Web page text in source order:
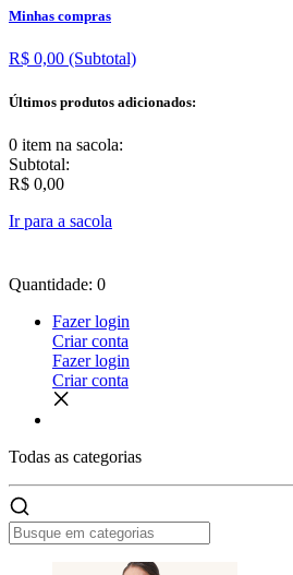
Minhas compras
R$ 0,00 (Subtotal)
Últimos produtos adicionados:
0 item na sacola:
Subtotal:
R$ 0,00
Ir para a sacola
Quantidade: 0
Fazer login
Criar conta
Fazer login
Criar conta
Todas as categorias